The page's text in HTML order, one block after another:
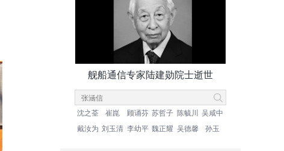
舰船通信专家陆建勋院士逝世
沈之荃 崔崑 顾诵芬 苏哲子 陈毓川
吴咸中
戴汝为 刘玉清 李幼平 魏正耀 吴德馨 孙玉